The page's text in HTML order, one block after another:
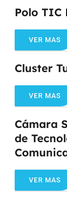
Polo TIC
VER MAS
Cluster
VER MAS
Cámara
de
VER MAS